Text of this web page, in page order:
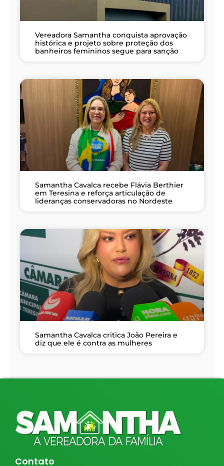
Vereadora Samantha conquista aprovação
histórica e projeto sobre proteção dos
banheiros femininos segue para sanção
Samantha Cavalca recebe Flávia Berthier
em Teresina e reforça articulação de
lideranças conservadoras no Nordeste
Samantha Cavalca critica João Pereira e
diz que ele é contra as mulheres
Contato